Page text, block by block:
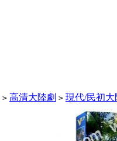
> 高清大陸劇 > 現代/民初大